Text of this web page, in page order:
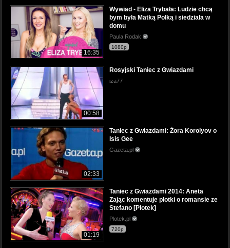
16:35
Wywiad - Eliza Trybała: Ludzie chcą
bym była Matką Polką i siedziała w
domu
Paula Rodak
1080p
00:58
Rosyjski Taniec z Gwiazdami
iza77
02:33
Taniec z Gwiazdami: Żora Korolyov o
Isis Gee
Gazeta.pl
01:19
Taniec z Gwiazdami 2014: Aneta
Zając komentuje plotki o romansie ze
Stefano [Plotek]
Plotek.pl
720p